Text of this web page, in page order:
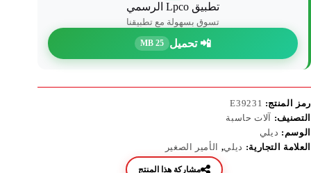
تطبيق Lpco الرسمي
تسوق بسهولة مع تطبيقنا
📲 تحميل 25 MB
رمز المنتج: E39231
التصنيف:
آلات حاسبة
الوسم: ديلي
العلامة التجارية: ديلي, الأمير الصغير
مشاركة هذا المنتج